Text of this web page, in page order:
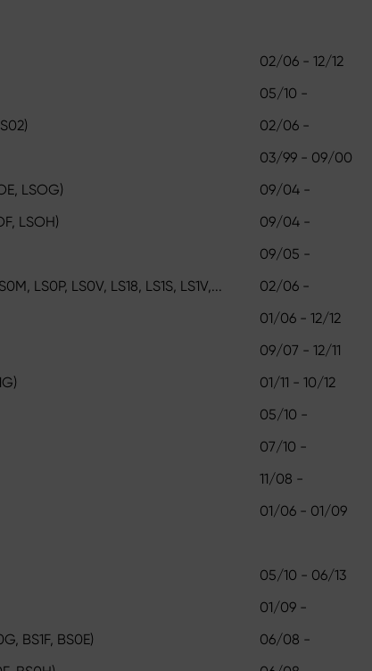
02/06 - 12/12
05/10 -
02/06 -
03/99 - 09/00
LSOG)
09/04 -
LSOH)
09/04 -
09/05 -
LS0P, LS0V, LS18, LS1S, LS1V,...
02/06 -
01/06 - 12/12
09/07 - 12/11
01/11 - 10/12
05/10 -
07/10 -
11/08 -
01/06 - 01/09
05/10 - 06/13
01/09 -
BS1F, BS0E)
06/08 -